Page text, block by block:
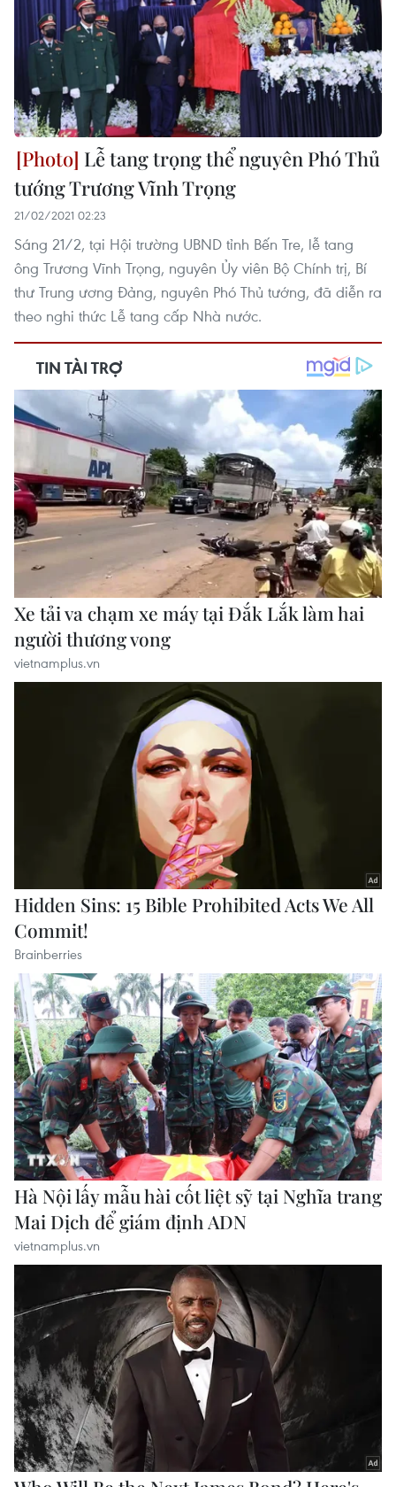
Lễ tang trọng thể nguyên Phó Thủ
tướng Trương Vĩnh Trọng
21/02/2021 02:23
Sáng 21/2, tại Hội trường UBND tỉnh Bến Tre, lễ tang
ông Trương Vĩnh Trọng, nguyên Ủy viên Bộ Chính trị, Bí
thư Trung ương Đảng, nguyên Phó Thủ tướng, đã diễn ra
theo nghi thức Lễ tang cấp Nhà nước.